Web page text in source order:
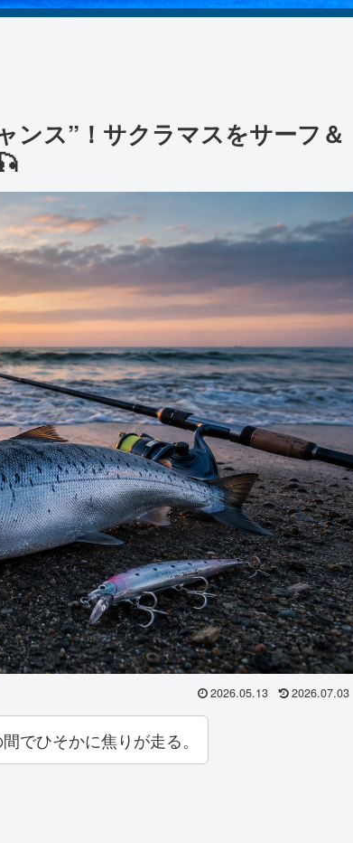
ンス”！サクラマスをサーフ＆
2026.05.13 2026.07.03
でひそかに焦りが走る。